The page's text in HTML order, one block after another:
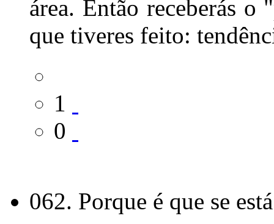
área. Então receberás
que tiveres feito:
1
0
062. Porque é que se